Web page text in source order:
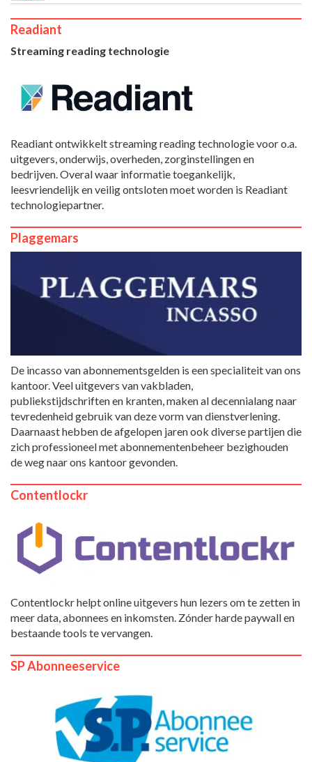
Readiant
Streaming reading technologie
Readiant ontwikkelt streaming reading technologie voor o.a.
uitgevers, onderwijs, overheden, zorginstellingen en
bedrijven. Overal waar informatie toegankelijk,
leesvriendelijk en veilig ontsloten moet worden is Readiant
technologiepartner.
Plaggemars
De incasso van abonnementsgelden is een specialiteit van ons
kantoor. Veel uitgevers van vakbladen,
publiekstijdschriften en kranten, maken al decennialang naar
tevredenheid gebruik van deze vorm van dienstverlening.
Daarnaast hebben de afgelopen jaren ook diverse partijen die
zich professioneel met abonnementenbeheer bezighouden
de weg naar ons kantoor gevonden.
Contentlockr
Contentlockr helpt online uitgevers hun lezers om te zetten in
meer data, abonnees en inkomsten. Zónder harde paywall en
bestaande tools te vervangen.
SP Abonneeservice